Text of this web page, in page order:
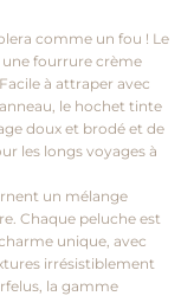
comme un fou ! Le
une fourrure crème
à attraper avec
le hochet tinte
doux et brodé et de
les longs voyages à
un mélange
Chaque peluche est
unique, avec
irrésistiblement
la gamme